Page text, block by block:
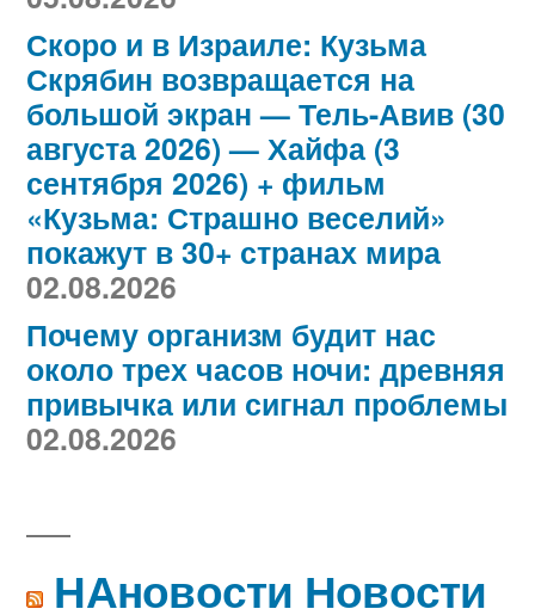
Скоро и в Израиле: Кузьма
Скрябин возвращается на
большой экран — Тель-Авив (30
августа 2026) — Хайфа (3
сентября 2026) + фильм
«Кузьма: Страшно веселий»
покажут в 30+ странах мира
02.08.2026
Почему организм будит нас
около трех часов ночи: древняя
привычка или сигнал проблемы
02.08.2026
НАновости Новости